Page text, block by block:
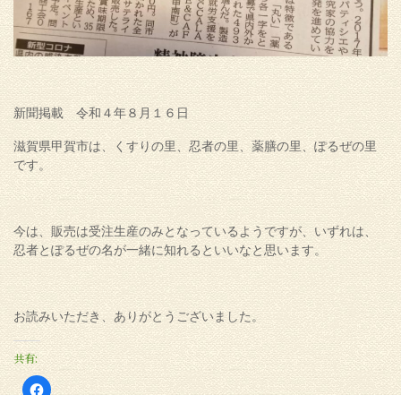
新聞掲載 令和４年８月１６日
滋賀県甲賀市は、くすりの里、忍者の里、薬膳の里、ぽるぜの里
です。
今は、販売は受注生産のみとなっているようですが、いずれは、
忍者とぽるぜの名が一緒に知れるといいなと思います。
お読みいただき、ありがとうございました。
共有:
Facebook